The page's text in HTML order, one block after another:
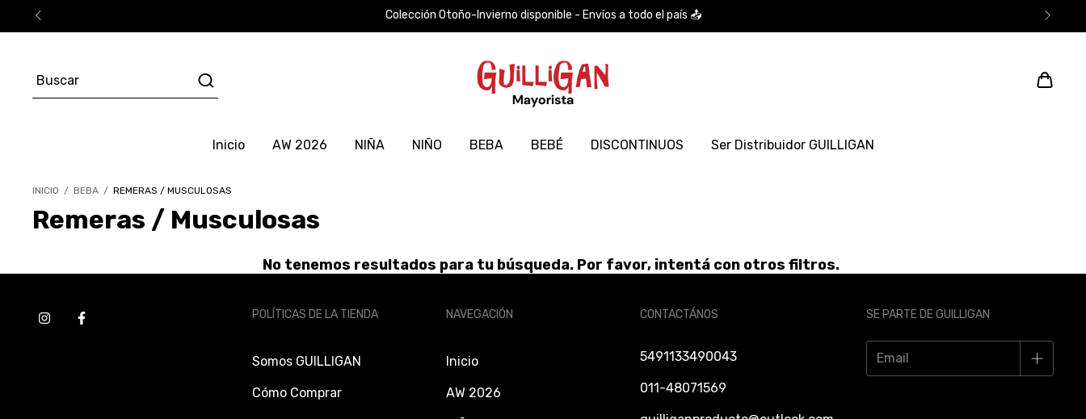
Colección Otoño-Invierno disponible - Envíos a todo el país 📤
Inicio AW 2026 NIÑA NIÑO BEBA BEBÉ DISCONTINUOS Ser Distribuidor GUILLIGAN
INICIO / BEBA / REMERAS / MUSCULOSAS
Remeras / Musculosas
No tenemos resultados para tu búsqueda. Por favor, intentá con otros filtros.
POLÍTICAS DE LA TIENDA
Somos GUILLIGAN
Cómo Comprar
NAVEGACIÓN
Inicio
AW 2026
CONTACTÁNOS
5491133490043
011-48071569
SE PARTE DE GUILLIGAN